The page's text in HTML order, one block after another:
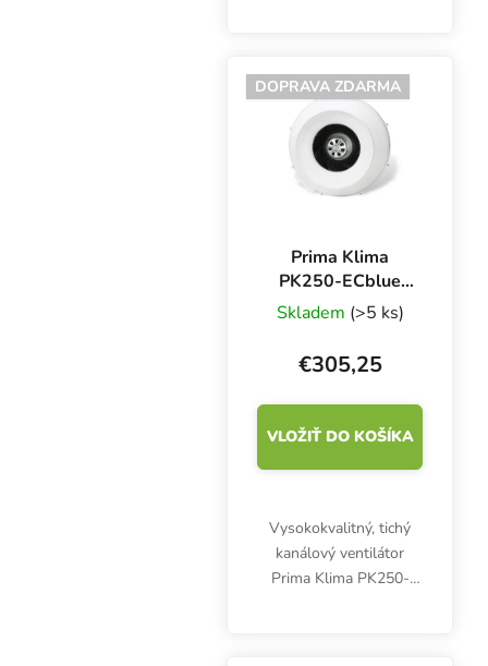
životnosť, nízka
spotreba, automatická
regulácia otáčok podľa...
DOPRAVA ZDARMA
Prima Klima
PK250-ECblue
250 mm - 1450
m3/h, ventilátor s
EC motorom
Skladem (>5 ks)
€305,25
VLOŽIŤ DO KOŠÍKA
Vysokokvalitný, tichý
kanálový ventilátor
Prima Klima PK250-